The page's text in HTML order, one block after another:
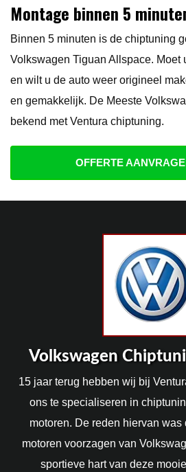
Montage binnen 5
Binnen 5 minuten is de chiptuning
Volkswagen Tiguan Allspace. Moet
en wilt u de auto weer origineel
en gemakkelijk. De Meeste
bekend met Ventura chiptuning.
OFFERTE
Volkswagen
15 jaar terug hebben wij bij
ons te specialiseren in
motoren. De reden hiervan was
motoren voorzagen van
sportieve hart van deze